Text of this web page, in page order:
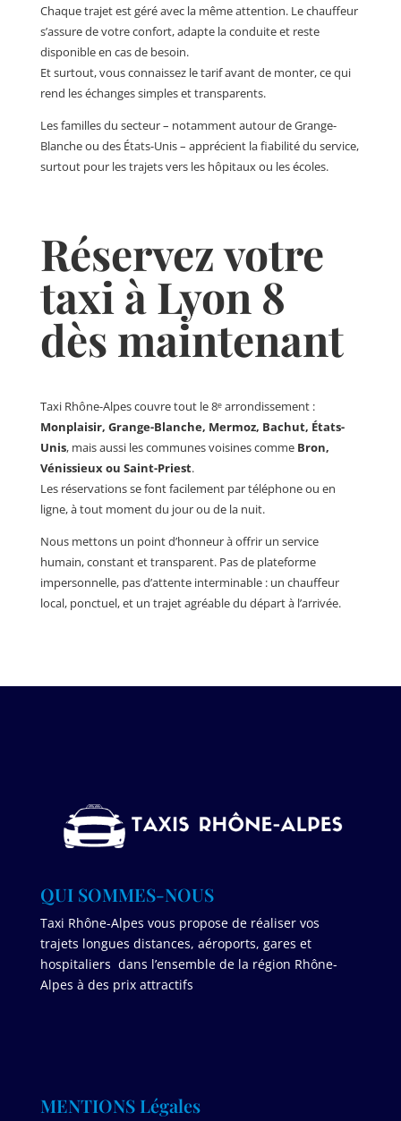
Chaque trajet est géré avec la même attention. Le chauffeur
s’assure de votre confort, adapte la conduite et reste
disponible en cas de besoin.
Et surtout, vous connaissez le tarif avant de monter, ce qui
rend les échanges simples et transparents.
Les familles du secteur – notamment autour de Grange-
Blanche ou des États-Unis – apprécient la fiabilité du service,
surtout pour les trajets vers les hôpitaux ou les écoles.
Réservez votre
taxi à Lyon 8
dès maintenant
Taxi Rhône-Alpes couvre tout le 8ᵉ arrondissement :
Monplaisir, Grange-Blanche, Mermoz, Bachut, États-
Unis, mais aussi les communes voisines comme Bron,
Vénissieux ou Saint-Priest.
Les réservations se font facilement par téléphone ou en
ligne, à tout moment du jour ou de la nuit.
Nous mettons un point d’honneur à offrir un service
humain, constant et transparent. Pas de plateforme
impersonnelle, pas d’attente interminable : un chauffeur
local, ponctuel, et un trajet agréable du départ à l’arrivée.
QUI SOMMES-NOUS
Taxi Rhône-Alpes vous propose de réaliser vos
trajets longues distances, aéroports, gares et
hospitaliers dans l’ensemble de la région Rhône-
Alpes à des prix attractifs
MENTIONS Légales